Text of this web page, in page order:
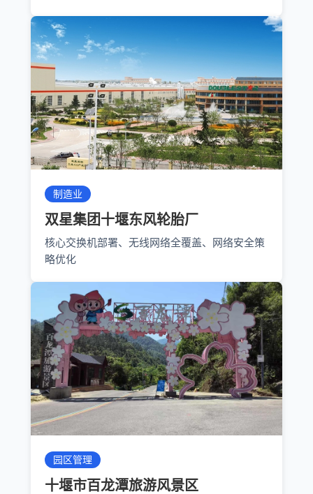
制造业
双星集团十堰东风轮胎厂
核心交换机部署、无线网络全覆盖、网络安全策
略优化
园区管理
十堰市百龙潭旅游风景区